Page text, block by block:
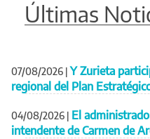
Últimas
07/08/2026 | Y Zurieta
regional del Plan
04/08/2026 | El
intendente de Carmen de